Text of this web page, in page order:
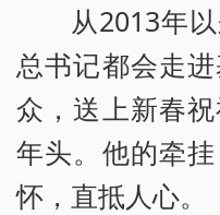
从2013年
总书记都会走
众，送上新春
年头。他的牵
怀，直抵人心。